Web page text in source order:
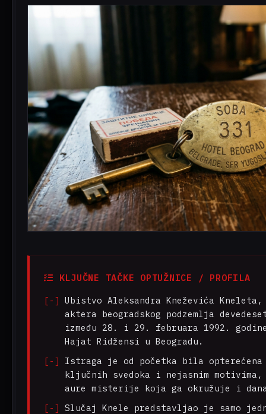
KLJUČNE TAČKE OPTUŽNICE / PROFILA
Ubistvo Aleksandra Kneževića
aktera beogradskog podzemlja
između 28. i 29. februara 1992.
Hajat Ridžensi u Beogradu.
Istraga je od početka bila opterećena
ključnih svedoka i nejasnim
aure misterije koja ga okružuje i
Slučaj Knele predstavljao je samo